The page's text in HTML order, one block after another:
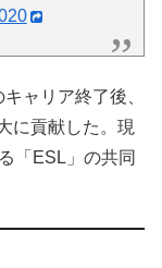
ャリア終了後、
に貢献した。現
「ESL」の共同